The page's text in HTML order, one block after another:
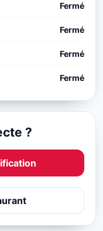
Fermé
Fermé
Fermé
Fermé
?